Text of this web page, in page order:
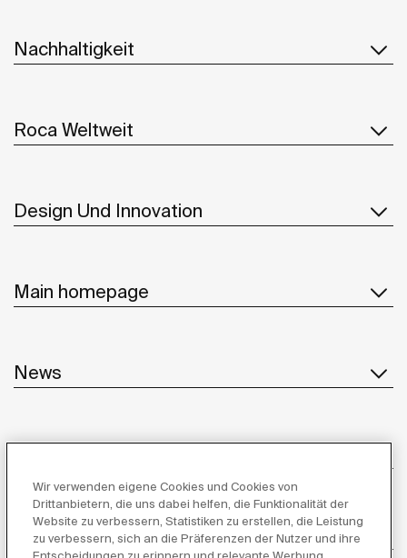
Nachhaltigkeit
Roca Weltweit
Design Und Innovation
Main homepage
News
Lieferanten
Wir verwenden eigene Cookies und Cookies von
Drittanbietern, die uns dabei helfen, die Funktionalität der
Website zu verbessern, Statistiken zu erstellen, die Leistung
zu verbessern, sich an die Präferenzen der Nutzer und ihre